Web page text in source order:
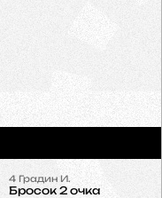
4 Градин И.
Бросок 2 очка